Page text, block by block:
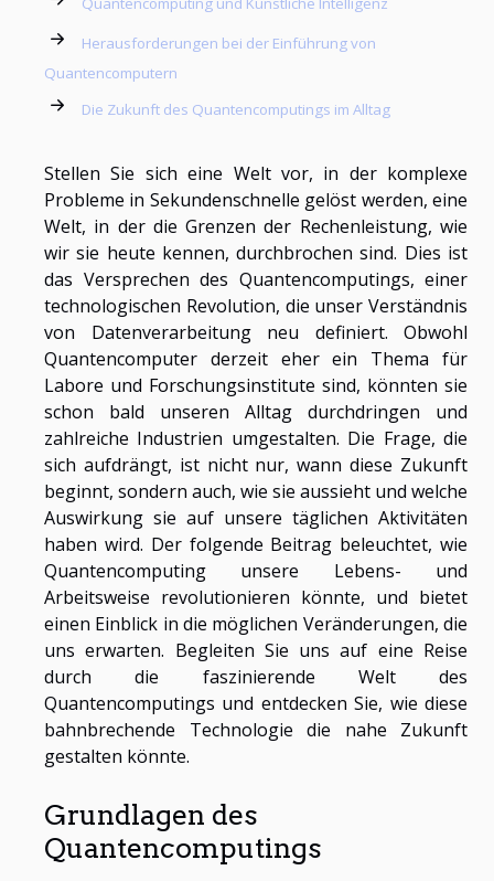
Herausforderungen bei der Einführung von
Quantencomputern
Die Zukunft des Quantencomputings im Alltag
Stellen Sie sich eine Welt vor, in der komplexe
Probleme in Sekundenschnelle gelöst werden, eine
Welt, in der die Grenzen der Rechenleistung, wie
wir sie heute kennen, durchbrochen sind. Dies ist
das Versprechen des Quantencomputings, einer
technologischen Revolution, die unser Verständnis
von Datenverarbeitung neu definiert. Obwohl
Quantencomputer derzeit eher ein Thema für
Labore und Forschungsinstitute sind, könnten sie
schon bald unseren Alltag durchdringen und
zahlreiche Industrien umgestalten. Die Frage, die
sich aufdrängt, ist nicht nur, wann diese Zukunft
beginnt, sondern auch, wie sie aussieht und welche
Auswirkung sie auf unsere täglichen Aktivitäten
haben wird. Der folgende Beitrag beleuchtet, wie
Quantencomputing unsere Lebens- und
Arbeitsweise revolutionieren könnte, und bietet
einen Einblick in die möglichen Veränderungen, die
uns erwarten. Begleiten Sie uns auf eine Reise
durch die faszinierende Welt des
Quantencomputings und entdecken Sie, wie diese
bahnbrechende Technologie die nahe Zukunft
gestalten könnte.
Grundlagen des
Quantencomputings